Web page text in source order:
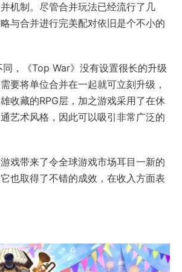
机制。尽管合并玩法已经流行了几
与合并进行完美配对依旧是个不小的
，《Top War》没有设置很长的升级
要将单位合并在一起就可立刻升级，
收藏的RPG层，加之游戏采用了在休
艺术风格，因此可以吸引非常广泛的
戏带来了令全球游戏市场耳目一新的
也取得了不错的成效，在收入方面表